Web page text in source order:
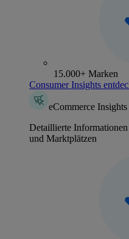
15.000+ Marken
Consumer Insights
eCommerce Insights
Detaillierte
und Marktplätzen